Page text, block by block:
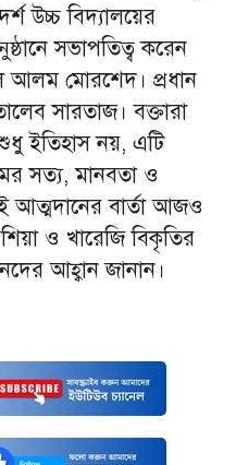
উচ্চ বিদ্যালয়ের
সভাপতিত্ব করেন
আলম মোরশেদ। প্রধান
সারতাজ। বক্তারা
ইতিহাস নয়, এটি
সত্য, মানবতা ও
আত্মদানের বার্তা আজও
শিয়া ও খারেজি বিকৃতির
আহ্বান জানান।